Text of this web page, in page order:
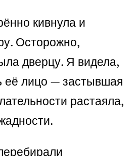
кивнула и
Осторожно,
дверцу. Я видела,
её лицо — застывшая
растаяла,